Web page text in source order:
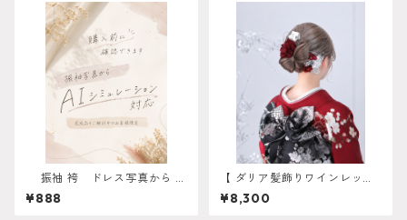
振袖 袴 ドレス写真から AI
シミュレーション対応 振
袖 成人式 卒業式 袴 ヘ
¥888
【 ダリア髪飾りワインレッド
】 成人式 卒業式 振袖 袴 結
婚式 オーダーメイド対応】成
¥8,300